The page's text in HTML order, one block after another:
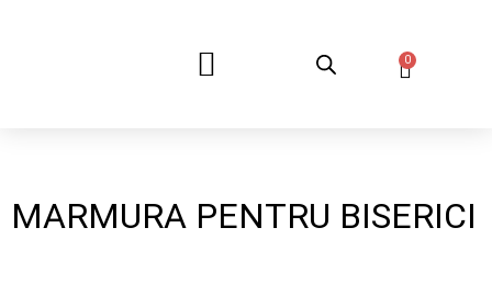
0
MARMURA PENTRU BISERICI